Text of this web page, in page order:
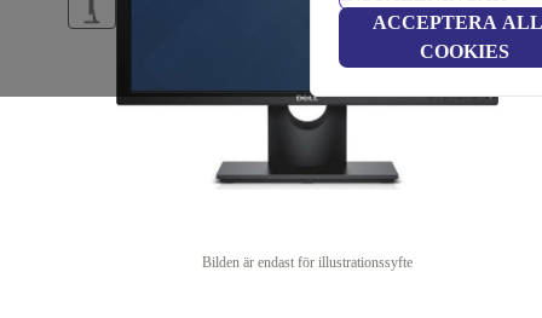
ACCEPTERA
COOKIES
Bilden är endast för illustrationssyfte